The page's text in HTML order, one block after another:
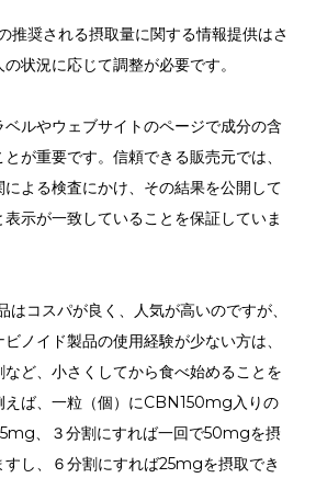
推奨される摂取量に関する情報提供はさ
状況に応じて調整が必要です。
ルやウェブサイトのページで成分の含
が重要です。信頼できる販売元では、
よる検査にかけ、その結果を公開して
示が一致していることを保証していま
コスパが良く、人気が高いのですが、
ノイド製品の使用経験が少ない方は、
ど、小さくしてから食べ始めることを
えば、一粒（個）にCBN150mg入りの
、３分割にすれば一回で50mgを摂
し、６分割にすれば25mgを摂取でき